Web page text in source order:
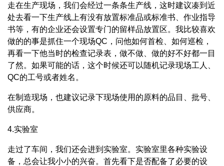
走在生产现场，我们会经过一条条生产线，这时建议凑到近
处去看一下生产线上有没有放置标准品或标准书、作业指导
书等，有的企业还会设置专门的留样品放置区。我比较喜欢
做的的事是抓住一个现场QC，问他如何首检、如何巡检，
再看一下他当时的检查记录表，做不做、做的好不好都一目
了然。如果可能的话，这个时候还可以随机记录现场工人、
QC的工号或者姓名。
在制造现场，也建议记录下现场使用的原料的品目、批号、
供应商。
4.实验室
走过了车间，我们还会进到实验室。实验室里各种实验设
备，总会让我小小的兴奋。首先看下是否配备了必要的设